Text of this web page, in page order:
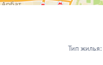
Тип жилья: